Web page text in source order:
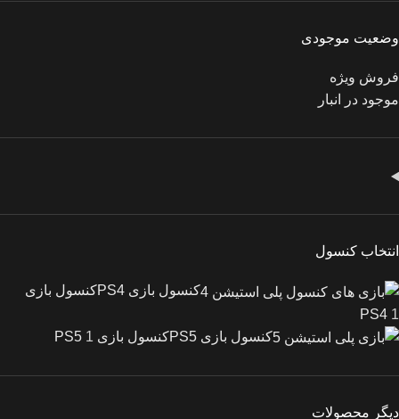
وضعیت موجودی
فروش ویژه
موجود در انبار
انتخاب کنسول
کنسول بازی PS4
کنسول بازی
PS4 1
کنسول بازی PS5
کنسول بازی PS5 1
دیگر محصولات